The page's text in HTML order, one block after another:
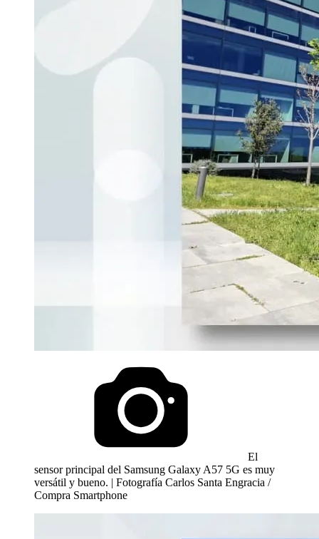
El
sensor principal del Samsung Galaxy A57 5G es muy
versátil y bueno. | Fotografía Carlos Santa Engracia /
Compra Smartphone